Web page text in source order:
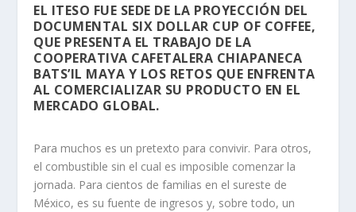
EL ITESO FUE SEDE DE LA PROYECCIÓN DEL
DOCUMENTAL SIX DOLLAR CUP OF COFFEE,
QUE PRESENTA EL TRABAJO DE LA
COOPERATIVA CAFETALERA CHIAPANECA
BATS’IL MAYA Y LOS RETOS QUE ENFRENTA
AL COMERCIALIZAR SU PRODUCTO EN EL
MERCADO GLOBAL.
Para muchos es un pretexto para convivir. Para otros,
el combustible sin el cual es imposible comenzar la
jornada. Para cientos de familias en el sureste de
México, es su fuente de ingresos y, sobre todo, un